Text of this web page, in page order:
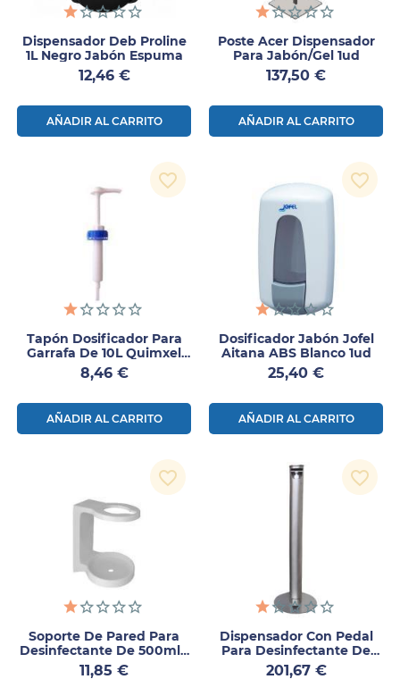
Dispensador Deb Proline
1L Negro Jabón Espuma
Precio
12,46 €
AÑADIR AL CARRITO
Poste Acer Dispensador
Para Jabón/gel 1ud
Precio
137,50 €
AÑADIR AL CARRITO
Tapón Dosificador Para
Garrafa De 10L Quimxel
1ud
Precio
8,46 €
AÑADIR AL CARRITO
favorite_border
Dosificador Jabón Jofel
Aitana ABS Blanco 1ud
Precio
25,40 €
AÑADIR AL CARRITO
favorite_border
Soporte De Pared Para
Desinfectante De 500ml 1
Ud
Precio
11,85 €
favorite_border
Dispensador Con Pedal
Para Desinfectante De
Manos
Precio
201,67 €
favorite_border